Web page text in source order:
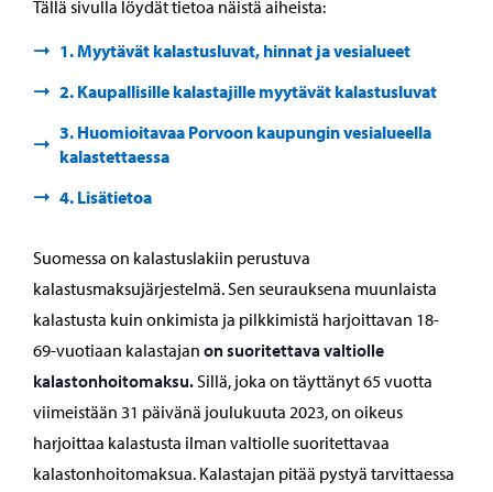
Tällä sivulla löydät tietoa näistä aiheista:
1. Myytävät kalastusluvat, hinnat ja vesialueet
2. Kaupallisille kalastajille myytävät kalastusluvat
3. Huomioitavaa Porvoon kaupungin vesialueella
kalastettaessa
4. Lisätietoa
Suomessa on kalastuslakiin perustuva
kalastusmaksujärjestelmä. Sen seurauksena muunlaista
kalastusta kuin onkimista ja pilkkimistä harjoittavan 18-
69-vuotiaan kalastajan on suoritettava valtiolle
kalastonhoitomaksu.Sillä, joka on täyttänyt 65 vuotta
viimeistään 31 päivänä joulukuuta 2023, on oikeus
harjoittaa kalastusta ilman valtiolle suoritettavaa
kalastonhoitomaksua. Kalastajan pitää pystyä tarvittaessa